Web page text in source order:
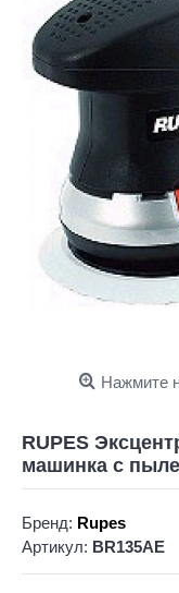
Нажмите
RUPES
машинка c
Бренд: Rupes
Артикул: BR135AE